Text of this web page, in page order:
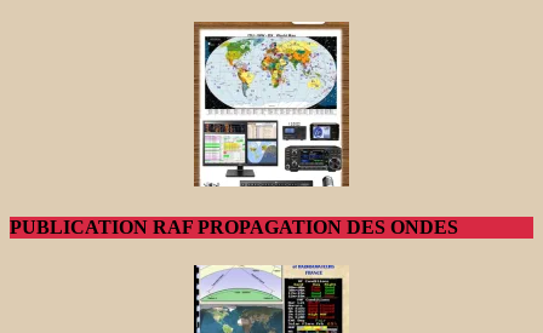
PUBLICATION RAF PROPAGATION DES ONDES